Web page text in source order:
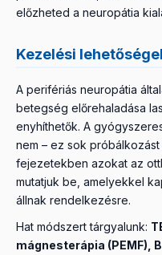
előzheted a neuropátia
Kezelési
A perifériás neuropátia
betegség előrehaladása
enyhíthetők. A
nem – ez sok
fejezetekben azokat az
mutatjuk be, amelyekkel
állnak rendelkezésre.
Hat módszert tárgyalunk:
mágnesterápia (PEMF),